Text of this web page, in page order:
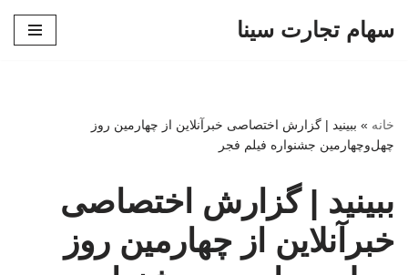
سهام تجارت سینا
خانه » ببینید | گزارش اختصاصی خبرآنلاین از چهارمین روز
چهل‌وچهارمین جشنواره فیلم فجر
ببینید | گزارش اختصاصی
خبرآنلاین از چهارمین روز